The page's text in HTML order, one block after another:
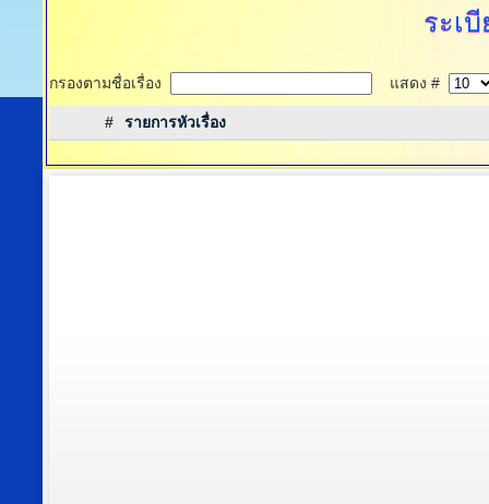
ระเ
กรองตามชื่อเรื่อง แสดง #
# รายการหัวเรื่อง